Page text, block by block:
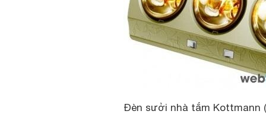
Đèn sưởi nhà tắm Kottmann